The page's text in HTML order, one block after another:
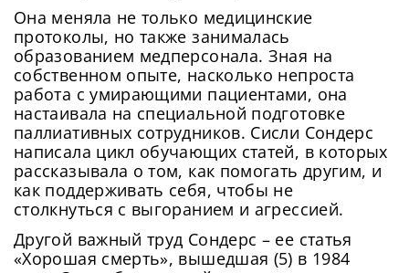
Сменить пароль!
Она меняла не только медицинские
протоколы, но также занималась
образованием медперсонала. Зная на
собственном опыте, насколько непроста
работа с умирающими пациентами, она
настаивала на специальной подготовке
паллиативных сотрудников. Сисли Сондерс
написала цикл обучающих статей, в которых
рассказывала о том, как помогать другим, и
как поддерживать себя, чтобы не
столкнуться с выгоранием и агрессией.
Другой важный труд Сондерс – ее статья
«Хорошая смерть», вышедшая (5) в 1984